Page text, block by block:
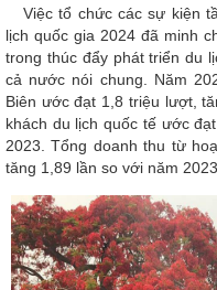
Việc tổ chức các sự kiện
lịch quốc gia 2024 đã minh
trong thúc đẩy phát triển du
cả nước nói chung. Năm
Biên ước đạt 1,8 triệu lượt,
khách du lịch quốc tế ước
2023. Tổng doanh thu từ
tăng 1,89 lần so với năm